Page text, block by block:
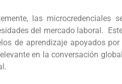
las microcredenciales
del mercado laboral.
de aprendizaje apoyados
en la conversación